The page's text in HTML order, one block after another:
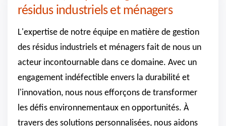
résidus industriels et ménagers
L'expertise de notre équipe en matière de gestion
des résidus industriels et ménagers fait de nous un
acteur incontournable dans ce domaine. Avec un
engagement indéfectible envers la durabilité et
l'innovation, nous nous efforçons de transformer
les défis environnementaux en opportunités. À
travers des solutions personnalisées, nous aidons